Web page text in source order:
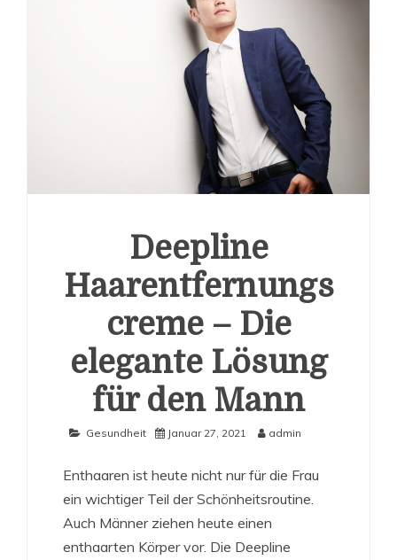
Deepline
Haarentfernungs
creme – Die
elegante Lösung
für den Mann
Gesundheit Januar 27, 2021 admin
Enthaaren ist heute nicht nur für die Frau
ein wichtiger Teil der Schönheitsroutine.
Auch Männer ziehen heute einen
enthaarten Körper vor. Die Deepline